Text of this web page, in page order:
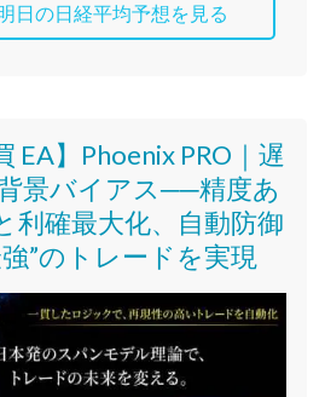
日の日経平均予想を見る
EA】Phoenix PRO｜遅
景バイアス──精度あ
利確最大化、自動防御
”のトレードを実現